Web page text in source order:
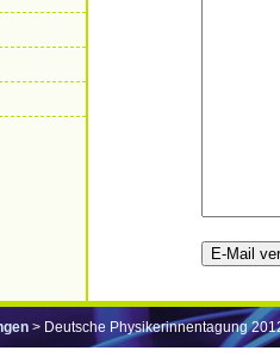
> Deutsche Physikerinnentagung